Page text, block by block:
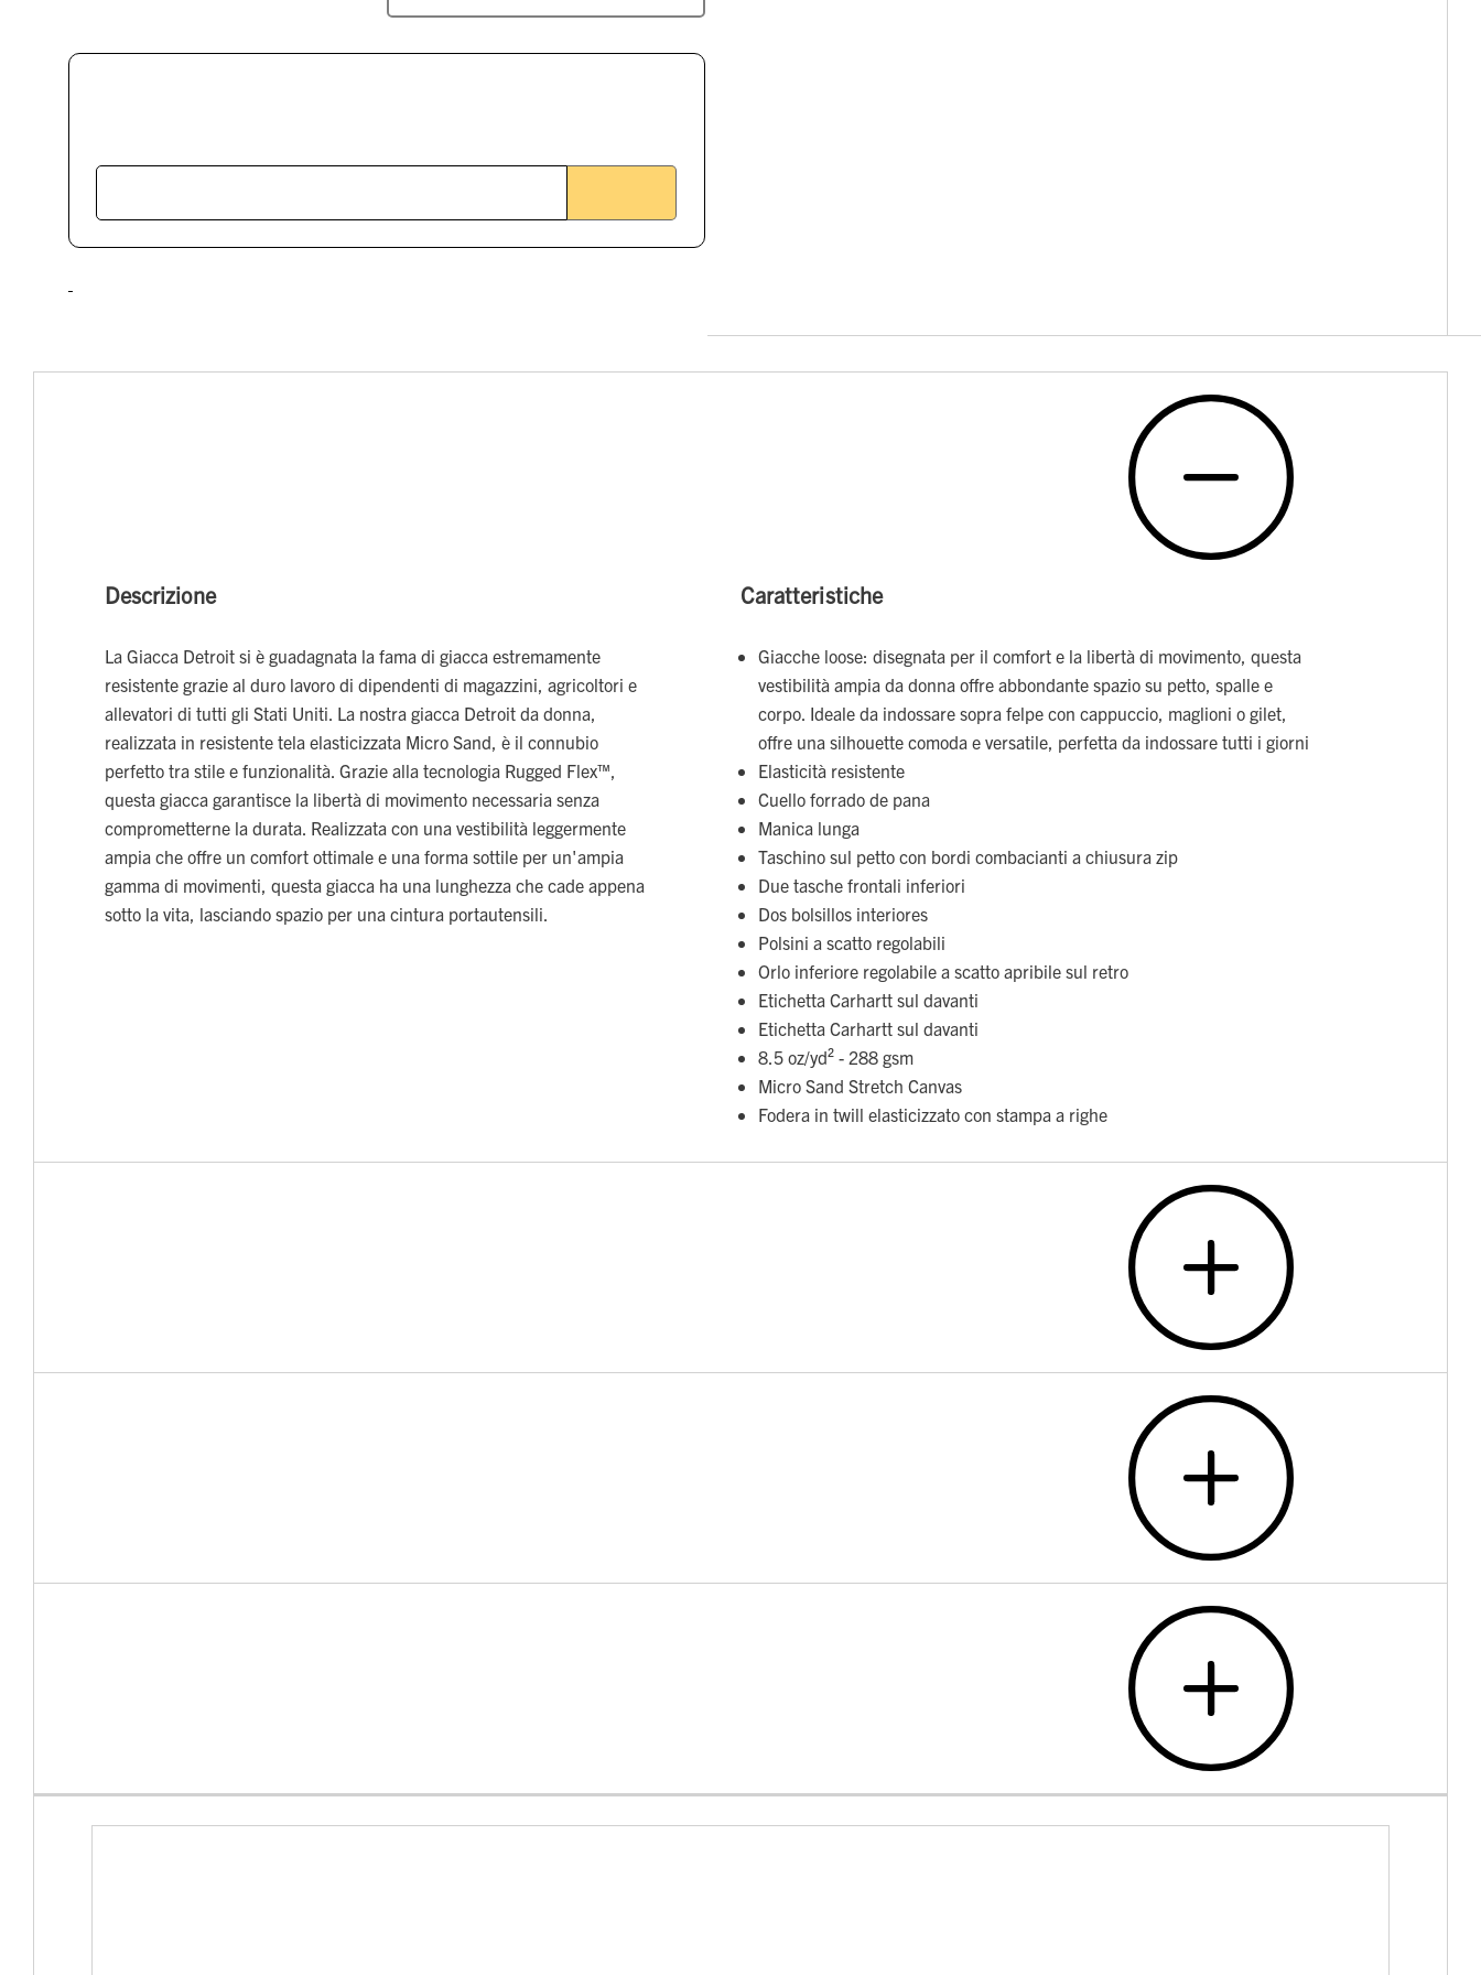
Descrizione
La Giacca Detroit si è guadagnata la fama di giacca estremamente
resistente grazie al duro lavoro di dipendenti di magazzini, agricoltori e
allevatori di tutti gli Stati Uniti. La nostra giacca Detroit da donna,
realizzata in resistente tela elasticizzata Micro Sand, è il connubio
perfetto tra stile e funzionalità. Grazie alla tecnologia Rugged Flex™,
questa giacca garantisce la libertà di movimento necessaria senza
comprometterne la durata. Realizzata con una vestibilità leggermente
ampia che offre un comfort ottimale e una forma sottile per un'ampia
gamma di movimenti, questa giacca ha una lunghezza che cade appena
sotto la vita, lasciando spazio per una cintura portautensili.
Caratteristiche
Giacche loose: disegnata per il comfort e la libertà di movimento, questa
vestibilità ampia da donna offre abbondante spazio su petto, spalle e
corpo. Ideale da indossare sopra felpe con cappuccio, maglioni o gilet,
offre una silhouette comoda e versatile, perfetta da indossare tutti i giorni
Elasticità resistente
Cuello forrado de pana
Manica lunga
Taschino sul petto con bordi combacianti a chiusura zip
Due tasche frontali inferiori
Dos bolsillos interiores
Polsini a scatto regolabili
Orlo inferiore regolabile a scatto apribile sul retro
Etichetta Carhartt sul davanti
Etichetta Carhartt sul davanti
8.5 oz/yd² - 288 gsm
Micro Sand Stretch Canvas
Fodera in twill elasticizzato con stampa a righe